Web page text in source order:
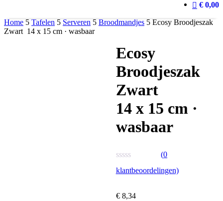
€ 0,00
Home 5 Tafelen 5 Serveren 5 Broodmandjes 5 Ecosy Broodjeszak
Zwart 14 x 15 cm · wasbaar
Ecosy
Broodjeszak
Zwart
14 x 15 cm ·
wasbaar
Waardering
0
(0
klantbeoordelingen)
€ 8,34